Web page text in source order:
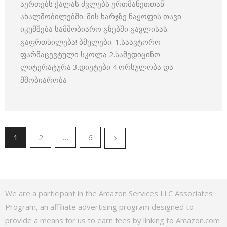
აერთებს ქალას ძვლებს ერთმანეთთან
ახალშობილებში. მის ხარჯზე ნაყოფის თავი
იკუმშება სამშობიარო გზებში გავლისას.
გაფრთხილება! ბმულები: 1.საავტორო
ფარმაცევტული სკოლა 2.სამედიცინო
ლიტერატურა 3.დიეტები 4.ორსულობა და
მშობიარობა
1 2 … 6
We are a participant in the Amazon Services LLC Associates
Program, an affiliate advertising program designed to
provide a means for us to earn fees by linking to Amazon.com